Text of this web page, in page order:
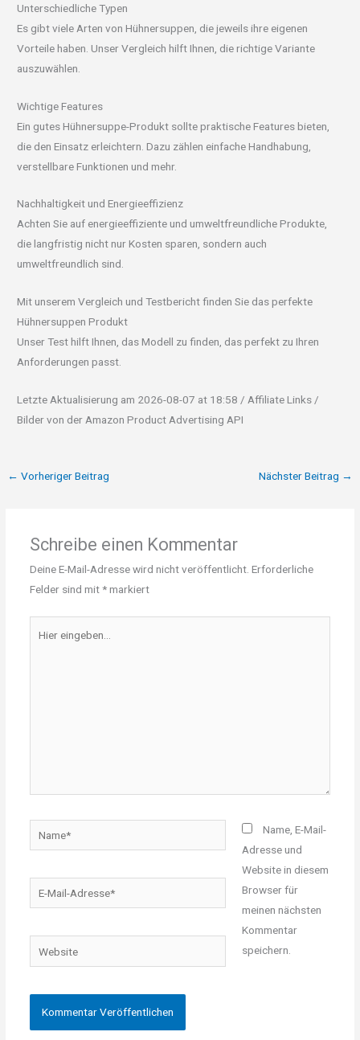
Unterschiedliche Typen
Es gibt viele Arten von Hühnersuppen, die jeweils ihre eigenen
Vorteile haben. Unser Vergleich hilft Ihnen, die richtige Variante
auszuwählen.
Wichtige Features
Ein gutes Hühnersuppe-Produkt sollte praktische Features bieten,
die den Einsatz erleichtern. Dazu zählen einfache Handhabung,
verstellbare Funktionen und mehr.
Nachhaltigkeit und Energieeffizienz
Achten Sie auf energieeffiziente und umweltfreundliche Produkte,
die langfristig nicht nur Kosten sparen, sondern auch
umweltfreundlich sind.
Mit unserem Vergleich und Testbericht finden Sie das perfekte
Hühnersuppen Produkt
Unser Test hilft Ihnen, das Modell zu finden, das perfekt zu Ihren
Anforderungen passt.
Letzte Aktualisierung am 2026-08-07 at 18:58 / Affiliate Links /
Bilder von der Amazon Product Advertising API
← Vorheriger Beitrag Nächster Beitrag →
Schreibe einen Kommentar
Deine E-Mail-Adresse wird nicht veröffentlicht. Erforderliche
Felder sind mit*markiert
eingeben…
Mail-
Website
Name, E-Mail-
Adresse und
Website in diesem
Browser für
meinen nächsten
Kommentar
speichern.